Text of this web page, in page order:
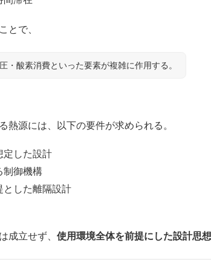
とで、
・酸素消費といった要素が複雑に作用する。
熱源には、以下の要件が求められる。
定した設計
制御機構
とした離隔設計
成立せず、 使用環境全体を前提にした設計思想